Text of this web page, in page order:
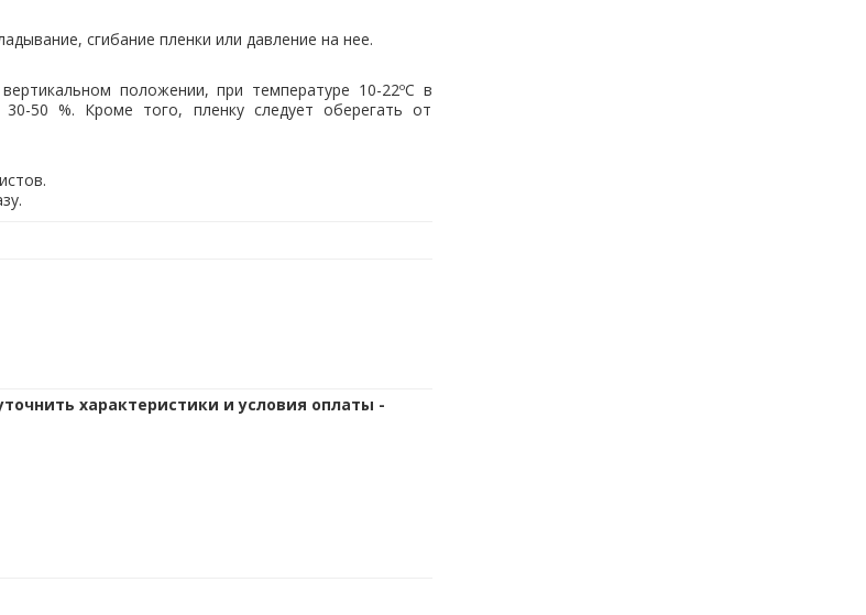
сгибание пленки или давление на нее.
положении, при температуре 10-22ºС в
50 %. Кроме того, пленку следует оберегать от
характеристики и условия оплаты -